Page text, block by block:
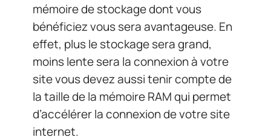
mémoire de stockage dont vous
bénéficiez vous sera avantageuse. En
effet, plus le stockage sera grand,
moins lente sera la connexion à votre
site vous devez aussi tenir compte de
la taille de la mémoire RAM qui permet
d’accélérer la connexion de votre site
internet.